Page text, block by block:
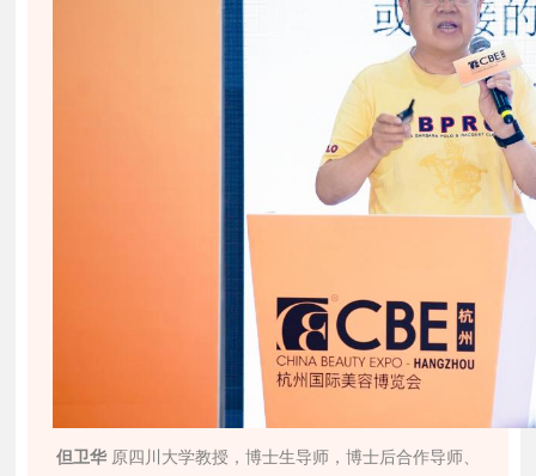
但卫华 原四川大学教授，博士生导师，博士后合作导师、